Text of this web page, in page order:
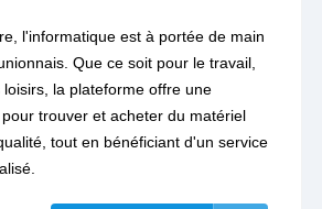
l'informatique est à portée de main
Que ce soit pour le travail,
la plateforme offre une
trouver et acheter du matériel
tout en bénéficiant d'un service